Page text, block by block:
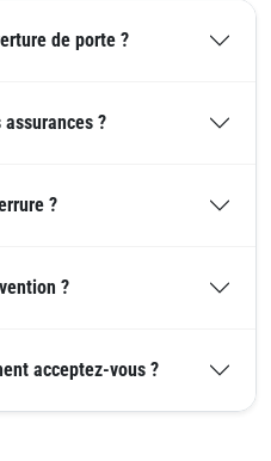
de porte ?
?
?
?
acceptez-vous ?